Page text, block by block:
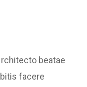
beatae
facere